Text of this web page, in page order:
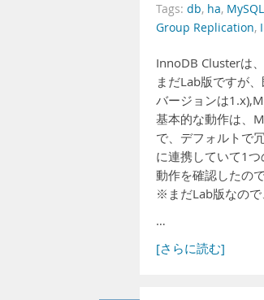
Tags: db, ha, MySQL
Group Replication,
InnoDB Clusterは
まだLab版ですが
バージョンは
基本的な動作は、
で、デフォルトで
に連携していて1
動作を確認したの
※まだLab版なので
…
[さらに読む]